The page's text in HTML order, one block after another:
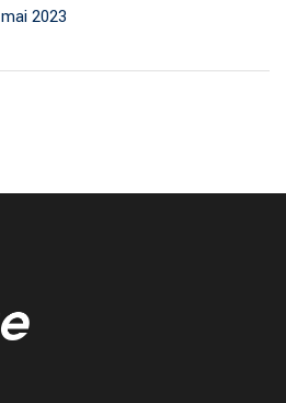
2023
funeraire a Montreal